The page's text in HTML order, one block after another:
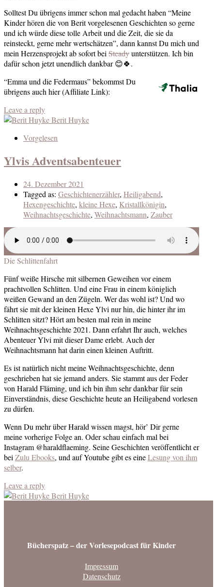
Solltest Du übrigens immer schon mal gedacht haben “Meine
Kinder hören die von Berit vorgelesenen Geschichten so gerne
und ich würde diese tolle Arbeit und die Zeit, die sie da
reinsteckt, gerne mehr wertschätzen”, dann kannst Du mich und
mein Herzensprojekt ab sofort bei Steadyunterstützen. Ich bin
dafür schon jetzt unendlich dankbar 😊🍀.
“Emma und die Federmaus” bekommst Du
übrigens auch hier (Affiliate Link):
Leave a reply
Berit Huyke
Vorgelesen
Ylvis Adventsabenteuer
24. Dezember 2021
Tagged as: Geschichtenerzähler, Heiligabend,
Hexengeschichte, kleine Hexe, Kristallkönigin,
Weihnachtsgeschichte, Weihnachtsmann, Zauber
Die Schlittenfahrt
Fünf weiße Hirsche mit silbernen Geweihen vor einem
prachtvollen Schlitten. Und eine Frau in einem königlich
weißen Gewand an den Zügeln. Wer das wohl ist? Und wo
fährt sie mit der kleinen Hexe Ylvi nur hin, die hinter ihr im
Schlitten sitzt? Hört am besten mal rein in meine
Weihnachtsgeschichte 2021. Dann erfahrt Ihr auch, welches
Abenteuer Ylvi mit dieser Dame erlebt. Auch der
Weihnachtsmann hat darin einen kleinen Auftritt.
Es ist natürlich nicht meine Weihnachtsgeschichte, denn
geschrieben hat sie jemand anders. Sie stammt aus der Feder
von Harald Fläming, und ich bin ihm sehr dankbar für sein
Einverständnis, diese Geschichte heute an Heiligabend vorlesen
zu dürfen.
Wenn Du mehr über Harald wissen magst, hör’ Dir gerne
meine vorherige Folge an. Oder schau einfach mal bei
Instagram @haraldflaeming. Seine Geschichten veröffentlicht er
beiZulu Ebooks, und auf Youtube gibt es eineLesung von ihm
selber.
Leave a reply
Berit Huyke
Bücherspatz – der Vorlesepodcast für Kinder
Impressum
Datenschutz